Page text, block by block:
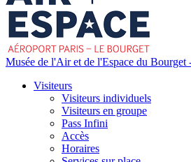
Musée de l'Air et de l'Espace du Bourget
Visiteurs
Visiteurs individuels
Visiteurs en groupe
Pass Infini
Accès
Horaires